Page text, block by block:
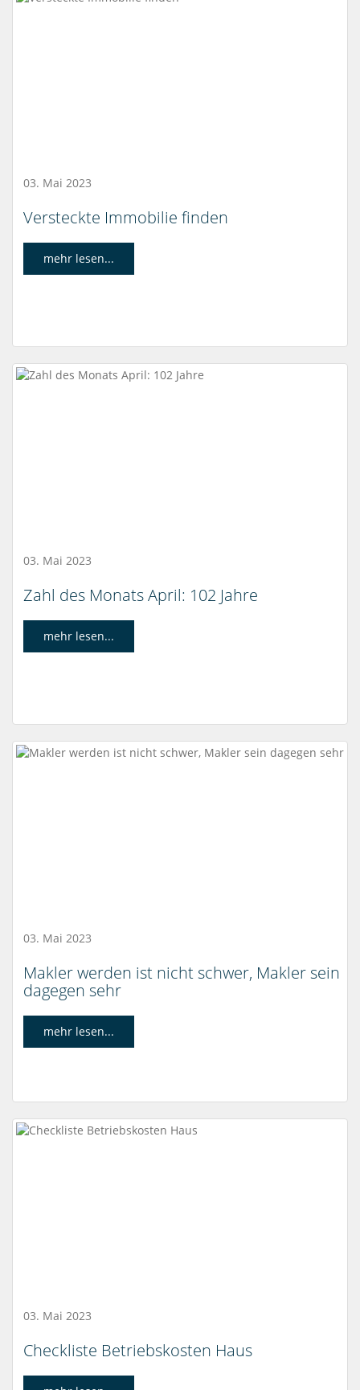
03. Mai 2023
Versteckte Immobilie finden
mehr lesen...
03. Mai 2023
Zahl des Monats April: 102 Jahre
mehr lesen...
03. Mai 2023
Makler werden ist nicht schwer, Makler sein
dagegen sehr
mehr lesen...
03. Mai 2023
Checkliste Betriebskosten Haus